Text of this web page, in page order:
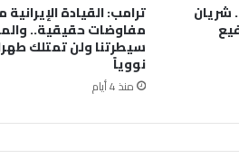
شريان ترامب: القيادة الإيرانية
مفاوضات حقيقية..
سيطرتنا ولن تمتلك
نووياً
منذ 4 أيام